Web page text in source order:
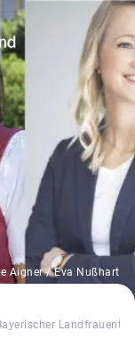
Aigner / Eva Nußhart
Landfrauentag